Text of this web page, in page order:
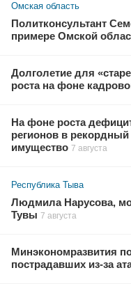
Омская область
Политконсультант
примере Омской
Долголетие для
роста на фоне
На фоне роста
регионов в
имущество 7 августа
Республика Тыва
Людмила Нарусова,
Тувы 7 августа
Минэкономразвития
пострадавших из-за